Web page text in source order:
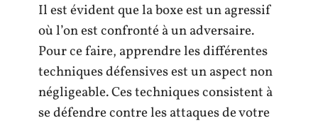
Il est évident que la boxe est un agressif
où l’on est confronté à un adversaire.
Pour ce faire, apprendre les différentes
techniques défensives est un aspect non
négligeable. Ces techniques consistent à
se défendre contre les attaques de votre